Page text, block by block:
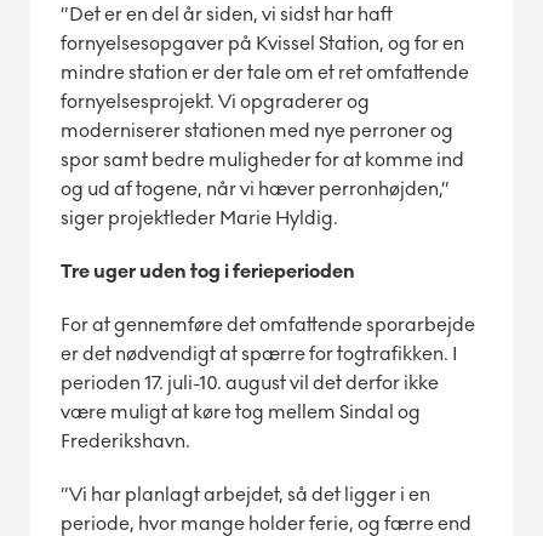
”Det er en del år siden, vi sidst har haft
fornyelsesopgaver på Kvissel Station, og for en
mindre station er der tale om et ret omfattende
fornyelsesprojekt. Vi opgraderer og
moderniserer stationen med nye perroner og
spor samt bedre muligheder for at komme ind
og ud af togene, når vi hæver perronhøjden,”
siger projektleder Marie Hyldig.
Tre uger uden tog i ferieperioden
For at gennemføre det omfattende sporarbejde
er det nødvendigt at spærre for togtrafikken. I
perioden 17. juli-10. august vil det derfor ikke
være muligt at køre tog mellem Sindal og
Frederikshavn.
”Vi har planlagt arbejdet, så det ligger i en
periode, hvor mange holder ferie, og færre end